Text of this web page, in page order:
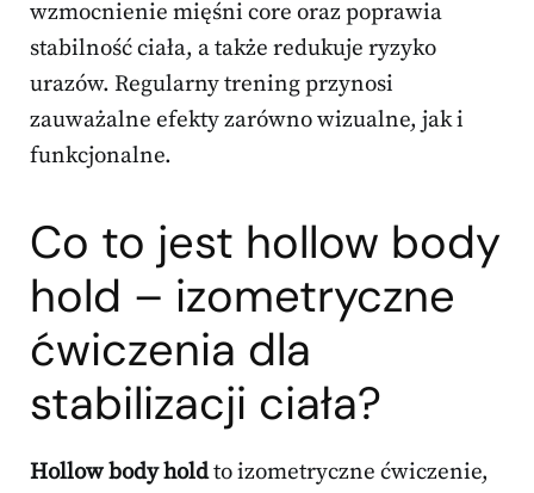
wzmocnienie mięśni core oraz poprawia
stabilność ciała, a także redukuje ryzyko
urazów. Regularny trening przynosi
zauważalne efekty zarówno wizualne, jak i
funkcjonalne.
Co to jest hollow body
hold – izometryczne
ćwiczenia dla
stabilizacji ciała?
Hollow body holdto izometryczne ćwiczenie,